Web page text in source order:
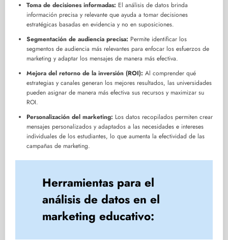
Toma de decisiones informadas: El análisis de datos brinda
información precisa y relevante que ayuda a tomar decisiones
estratégicas basadas en evidencia y no en suposiciones.
Segmentación de audiencia precisa: Permite identificar los
segmentos de audiencia más relevantes para enfocar los esfuerzos de
marketing y adaptar los mensajes de manera más efectiva.
Mejora del retorno de la inversión (ROI): Al comprender qué
estrategias y canales generan los mejores resultados, las universidades
pueden asignar de manera más efectiva sus recursos y maximizar su
ROI.
Personalización del marketing: Los datos recopilados permiten crear
mensajes personalizados y adaptados a las necesidades e intereses
individuales de los estudiantes, lo que aumenta la efectividad de las
campañas de marketing.
Herramientas para el
análisis de datos en el
marketing educativo: